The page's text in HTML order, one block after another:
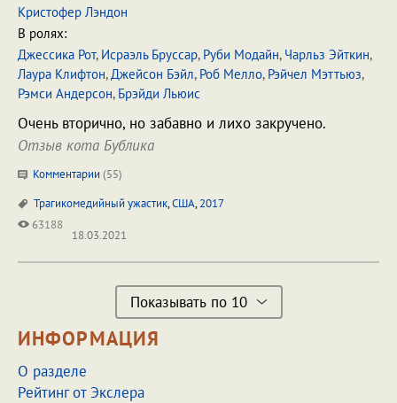
Кристофер Лэндон
В ролях:
Джессика Рот, Исраэль Бруссар, Руби Модайн, Чарльз Эйткин,
Лаура Клифтон,Джейсон Бэйл, Роб Мелло, Рэйчел Мэттьюз,
Рэмси Андерсон, Брэйди Льюис
Очень вторично, но забавно и лихо закручено.
Отзыв кота Бублика
Комментарии (55)
Трагикомедийный ужастик,США,2017
63188
18.03.2021
Показывать по 10
ИНФОРМАЦИЯ
О разделе
Рейтинг от Экслера